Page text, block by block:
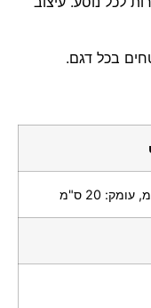
בכל דגם.